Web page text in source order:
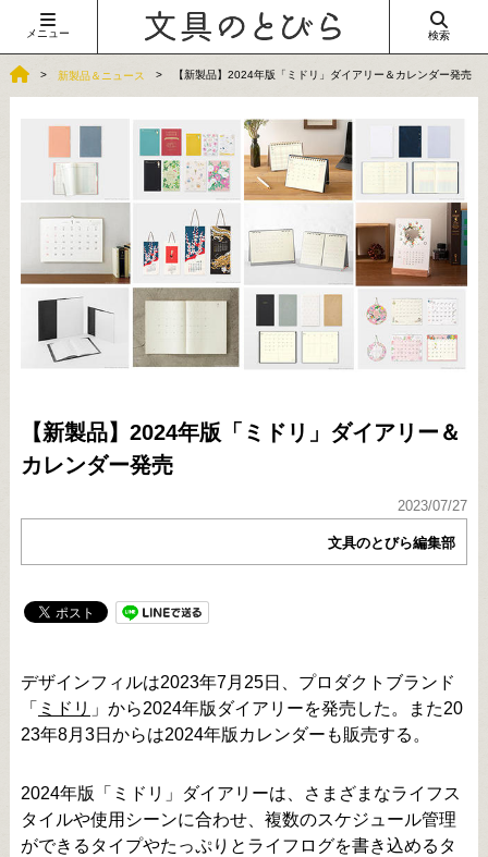
メニュー 検索
新製品＆ニュース 【新製品】2024年版「ミドリ」ダイアリー＆カレンダー発売
【新製品】2024年版「ミドリ」ダイアリー＆
カレンダー発売
2023/07/27
文具のとびら編集部
デザインフィルは2023年7月25日、プロダクトブランド
「 ミドリ 」から2024年版ダイアリーを発売した。また20
23年8月3日からは2024年版カレンダーも販売する。
2024年版「ミドリ」ダイアリーは、さまざまなライフス
タイルや使用シーンに合わせ、複数のスケジュール管理
ができるタイプやたっぷりとライフログを書き込めるタ